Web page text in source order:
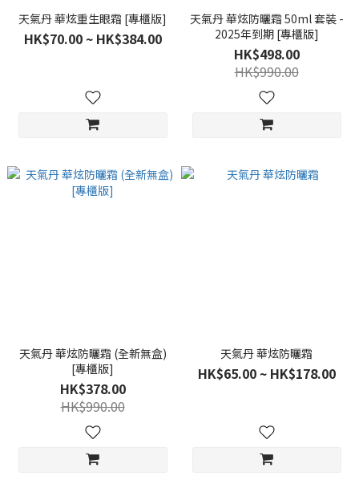
天氣丹 華炫重生眼霜 [專櫃版]
HK$70.00 ~ HK$384.00
天氣丹 華炫防曬霜 50ml 套裝 -
2025年到期 [專櫃版]
HK$498.00
HK$990.00
天氣丹 華炫防曬霜 (全新無盒)
[專櫃版]
HK$378.00
HK$990.00
天氣丹 華炫防曬霜
HK$65.00 ~ HK$178.00